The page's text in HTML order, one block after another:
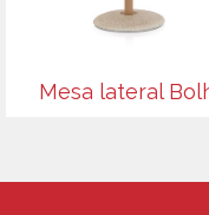
Mesa lateral